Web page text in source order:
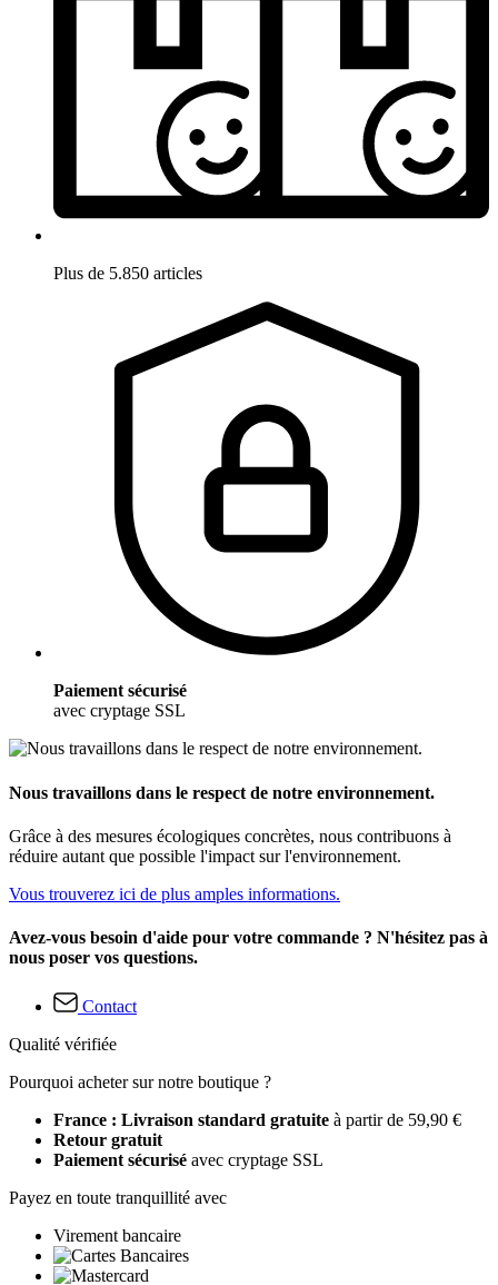
Plus de 5.850 articles
Paiement sécurisé
avec cryptage SSL
Nous travaillons dans le respect de notre environnement.
Grâce à des mesures écologiques concrètes, nous contribuons à
réduire autant que possible l'impact sur l'environnement.
Vous trouverez ici de plus amples informations.
Avez-vous besoin d'aide pour votre commande ? N'hésitez pas à
nous poser vos questions.
Contact
Qualité vérifiée
Pourquoi acheter sur notre boutique ?
France : Livraison standard gratuite à partir de 59,90 €
Retour gratuit
Paiement sécurisé avec cryptage SSL
Payez en toute tranquillité avec
Virement bancaire